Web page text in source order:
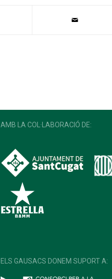
AMB LA COL·LABORACIÓ DE:
ELS GAUSACS DONEM SUPORT A: